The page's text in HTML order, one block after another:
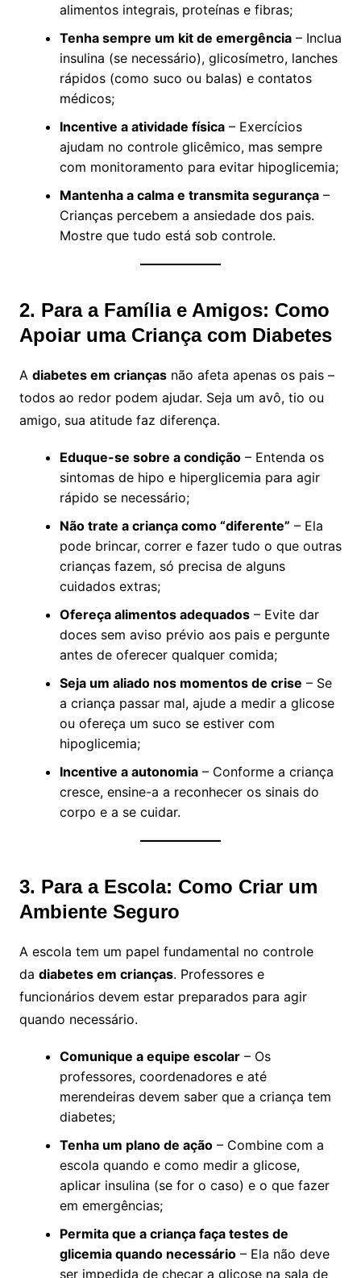
alimentos integrais, proteínas e fibras;
Tenha sempre um kit de emergência– Inclua
insulina (se necessário), glicosímetro, lanches
rápidos (como suco ou balas) e contatos
médicos;
Incentive a atividade física– Exercícios
ajudam no controle glicêmico, mas sempre
com monitoramento para evitar hipoglicemia;
Mantenha a calma e transmita segurança–
Crianças percebem a ansiedade dos pais.
Mostre que tudo está sob controle.
2. Para a Família e Amigos: Como
Apoiar uma Criança com Diabetes
A diabetes em criançasnão afeta apenas os pais –
todos ao redor podem ajudar. Seja um avô, tio ou
amigo, sua atitude faz diferença.
Eduque-se sobre a condição– Entenda os
sintomas de hipo e hiperglicemia para agir
rápido se necessário;
Não trate a criança como “diferente” – Ela
pode brincar, correr e fazer tudo o que outras
crianças fazem, só precisa de alguns
cuidados extras;
Ofereça alimentos adequados– Evite dar
doces sem aviso prévio aos pais e pergunte
antes de oferecer qualquer comida;
Seja um aliado nos momentos de crise – Se
a criança passar mal, ajude a medir a glicose
ou ofereça um suco se estiver com
hipoglicemia;
Incentive a autonomia– Conforme a criança
cresce, ensine-a a reconhecer os sinais do
corpo e a se cuidar.
3. Para a Escola: Como Criar um
Ambiente Seguro
A escola tem um papel fundamental no controle
da diabetes em crianças. Professores e
funcionários devem estar preparados para agir
quando necessário.
Comunique a equipe escolar– Os
professores, coordenadores e até
merendeiras devem saber que a criança tem
diabetes;
Tenha um plano de ação– Combine com a
escola quando e como medir a glicose,
aplicar insulina (se for o caso) e o que fazer
em emergências;
Permita que a criança faça testes de
glicemia quando necessário– Ela não deve
ser impedida de checar a glicose na sala de